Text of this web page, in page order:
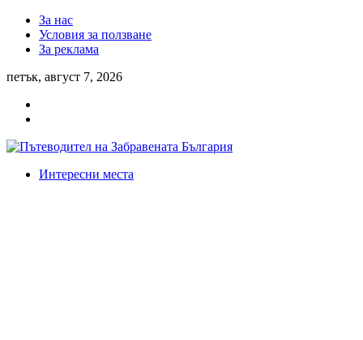
За нас
Условия за ползване
За реклама
петък, август 7, 2026
Интересни места